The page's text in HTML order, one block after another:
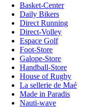
Basket-Center
Daily Bikers
Direct Running
Direct-Volley
Espace Golf
Foot-Store
Galope-Store
Handball-Store
House of Rugby
La sellerie de Maé
Made in Paradis
Nauti-wave